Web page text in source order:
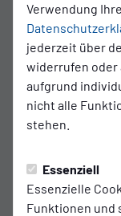
Verwendung
jederzeit über
widerrufen oder
aufgrund
nicht alle
stehen.
Essenziell
Essenzielle
Funktionen und